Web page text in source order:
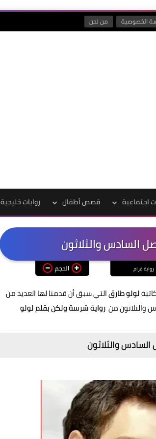
الخصوصية من نحن
اجتماعية قصص أطفال روايات خليجية
السادس والثلاثون
رواية غرام الحجم
لولو طارقالتي سبق أن قدمنا لها العديد من
والثلاثون من رواية شرسة ولكن بقلم لولو
والثلاثون